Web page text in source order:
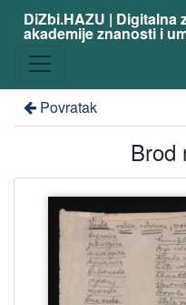
DiZbi.HAZU | Digitalna
akademije znanosti i
Povratak
Brod